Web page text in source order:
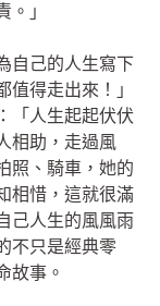
。」
自己的人生寫下
得走出來！」
「人生起起伏伏
相助，走過風
照、騎車，她的
相惜，這就很滿
己人生的風風雨
不只是經典零
故事。